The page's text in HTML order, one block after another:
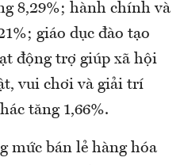
8,29%; hành chính và
giáo dục đào tạo
động trợ giúp xã hội
vui chơi và giải trí
tăng 1,66%.
mức bán lẻ hàng hóa